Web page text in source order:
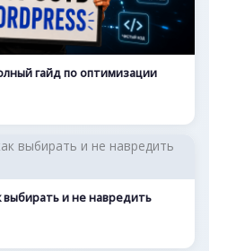
гайд по оптимизации
выбирать и не навредить